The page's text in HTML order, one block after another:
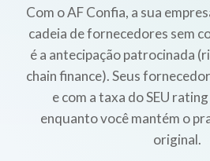
Com o AF Confia, a sua
cadeia de fornecedores sem
é a antecipação patrocinada
chain finance). Seus
e com a taxa do SEU
enquanto você mantém o
original.